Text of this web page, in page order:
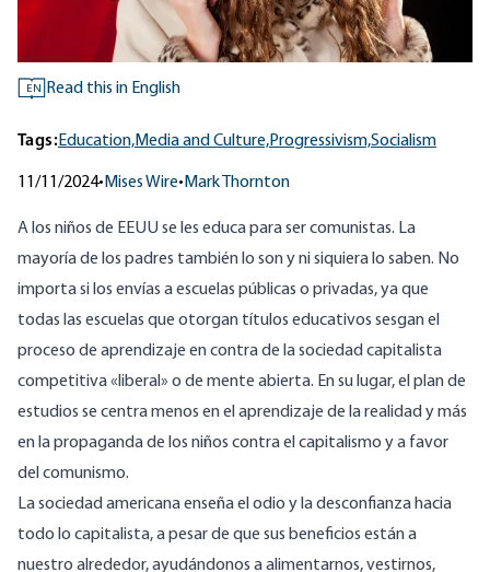
EN Read this in English
Tags:Education,Media and Culture,Progressivism,Socialism
11/11/2024• Mises Wire• Mark Thornton
A los niños de EEUU se les educa para ser comunistas. La
mayoría de los padres también lo son y ni siquiera lo saben. No
importa si los envías a escuelas públicas o privadas, ya que
todas las escuelas que otorgan títulos educativos sesgan el
proceso de aprendizaje en contra de la sociedad capitalista
competitiva «liberal» o de mente abierta. En su lugar, el plan de
estudios se centra menos en el aprendizaje de la realidad y más
en la propaganda de los niños contra el capitalismo y a favor
del comunismo.
La sociedad americana enseña el odio y la desconfianza hacia
todo lo capitalista, a pesar de que sus beneficios están a
nuestro alrededor, ayudándonos a alimentarnos, vestirnos,